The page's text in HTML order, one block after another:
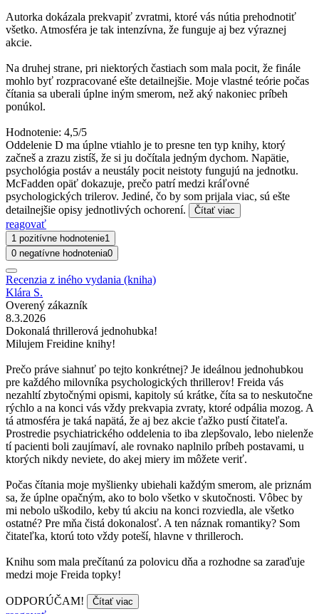
Autorka dokázala prekvapiť zvratmi, ktoré vás nútia prehodnotiť
všetko. Atmosféra je tak intenzívna, že funguje aj bez výraznej
akcie.
Na druhej strane, pri niektorých častiach som mala pocit, že finále
mohlo byť rozpracované ešte detailnejšie. Moje vlastné teórie počas
čítania sa uberali úplne iným smerom, než aký nakoniec príbeh
ponúkol.
Hodnotenie: 4,5/5
Oddelenie D ma úplne vtiahlo je to presne ten typ knihy, ktorý
začneš a zrazu zistíš, že si ju dočítala jedným dychom. Napätie,
psychológia postáv a neustály pocit neistoty fungujú na jednotku.
McFadden opäť dokazuje, prečo patrí medzi kráľovné
psychologických trilerov. Jediné, čo by som prijala viac, sú ešte
detailnejšie opisy jednotlivých ochorení.
Čítať viac
reagovať
1 pozitívne hodnotenie1
0 negatívne hodnotenia0
Recenzia z iného vydania (kniha)
Klára S.
Overený zákazník
8.3.2026
Dokonalá thrillerová jednohubka!
Milujem Freidine knihy!
Prečo práve siahnuť po tejto konkrétnej? Je ideálnou jednohubkou
pre každého milovníka psychologických thrillerov! Freida vás
nezahltí zbytočnými opismi, kapitoly sú krátke, číta sa to neskutočne
rýchlo a na konci vás vždy prekvapia zvraty, ktoré odpália mozog. A
tá atmosféra je taká napätá, že aj bez akcie ťažko pustí čitateľa.
Prostredie psychiatrického oddelenia to iba zlepšovalo, lebo nielenže
tí pacienti boli zaujímaví, ale rovnako naplnilo príbeh postavami, u
ktorých nikdy neviete, do akej miery im môžete veriť.
Počas čítania moje myšlienky ubiehali každým smerom, ale priznám
sa, že úplne opačným, ako to bolo všetko v skutočnosti. Vôbec by
mi nebolo uškodilo, keby tú akciu na konci rozviedla, ale všetko
ostatné? Pre mňa čistá dokonalosť. A ten náznak romantiky? Som
čitateľka, ktorú toto vždy poteší, hlavne v thrilleroch.
Knihu som mala prečítanú za polovicu dňa a rozhodne sa zaraďuje
medzi moje Freida topky!
ODPORÚČAM! Čítať viac